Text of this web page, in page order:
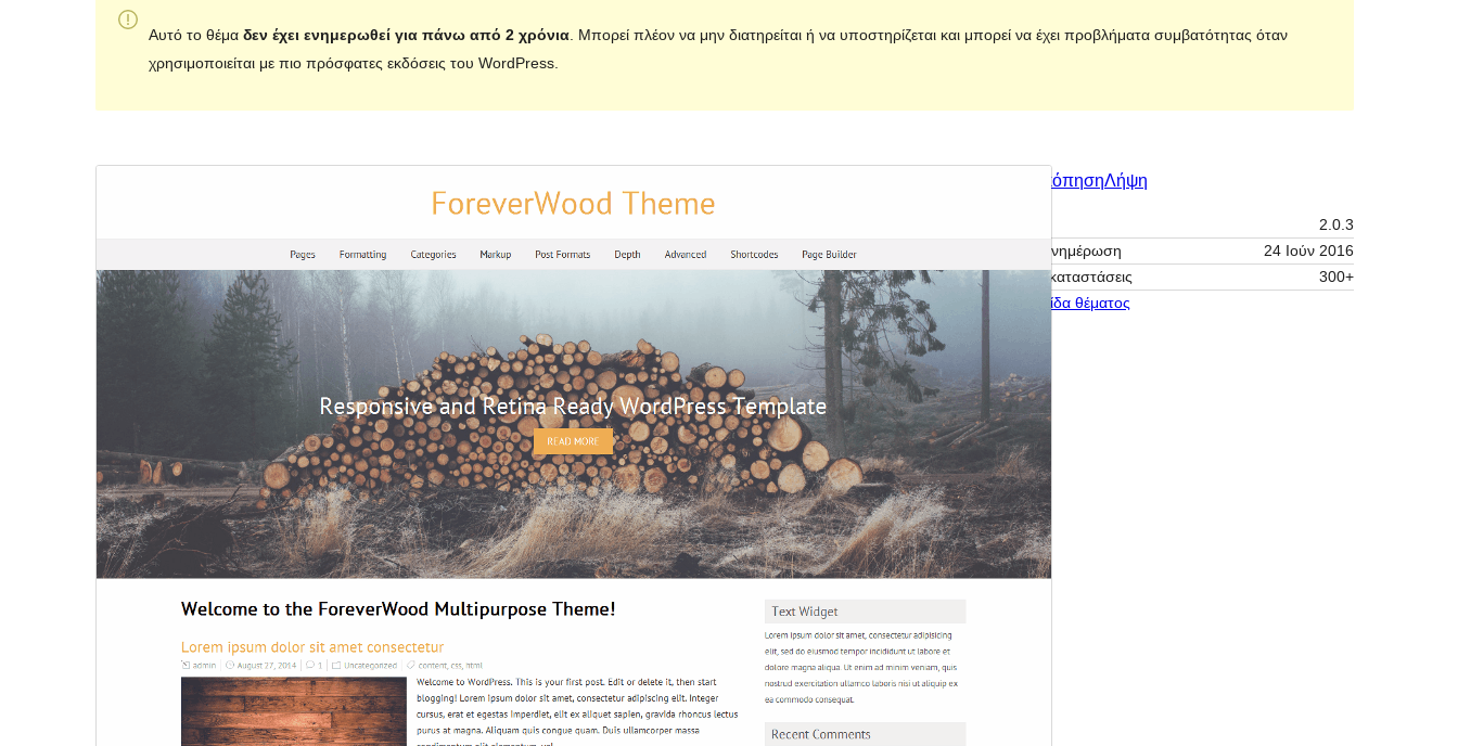
Αυτό το θέμα δεν έχει ενημερωθεί για πάνω από 2 χρόνια. Μπορεί πλέον να μην διατηρείται ή να υποστηρίζεται και μπορεί να έχει προβλήματα συμβατότητας όταν
χρησιμοποιείται με πιο πρόσφατες εκδόσεις του WordPress.
ΠροεπισκόπησηΛήψη
2.0.3
Τελευταία ενημέρωση
24 Ιούν 2016
Ενεργές εγκαταστάσεις
300+
Αρχική σελίδα θέματος